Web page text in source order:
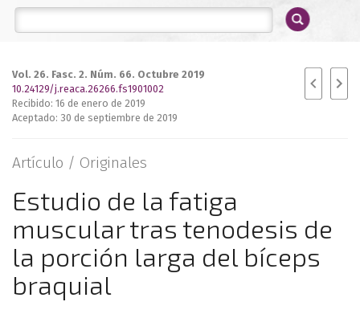
Vol. 26. Fasc. 2. Núm. 66. Octubre 2019
10.24129/j.reaca.26266.fs1901002
Recibido: 16 de enero de 2019
Aceptado: 30 de septiembre de 2019
Artículo / Originales
Estudio de la fatiga
muscular tras tenodesis de
la porción larga del bíceps
braquial